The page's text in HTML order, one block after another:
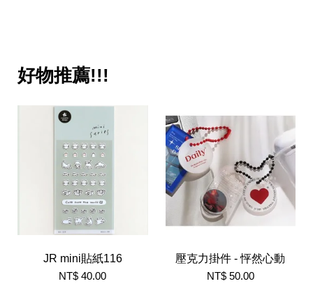
好物推薦!!!
JR mini貼紙116
NT$ 40.00
壓克力掛件 - 怦然心動
NT$ 50.00